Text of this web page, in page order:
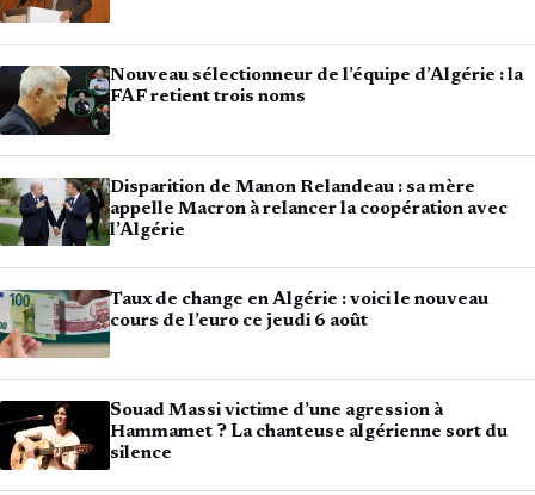
Nouveau sélectionneur de l’équipe d’Algérie : la
FAF retient trois noms
Disparition de Manon Relandeau : sa mère
appelle Macron à relancer la coopération avec
l’Algérie
Taux de change en Algérie : voici le nouveau
cours de l’euro ce jeudi 6 août
Souad Massi victime d’une agression à
Hammamet ? La chanteuse algérienne sort du
silence